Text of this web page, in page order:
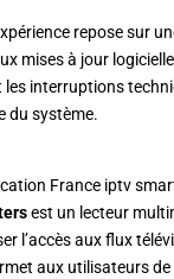
repose sur
mises à jour
interruptions
du système.
France iptv
est un lecteur
l’accès aux flux
aux utilisateurs de